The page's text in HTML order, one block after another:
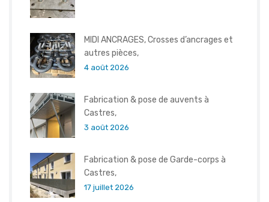
MIDI ANCRAGES, Crosses d’ancrages et
autres pièces,
4 août 2026
Fabrication & pose de auvents à
Castres,
3 août 2026
Fabrication & pose de Garde-corps à
Castres,
17 juillet 2026